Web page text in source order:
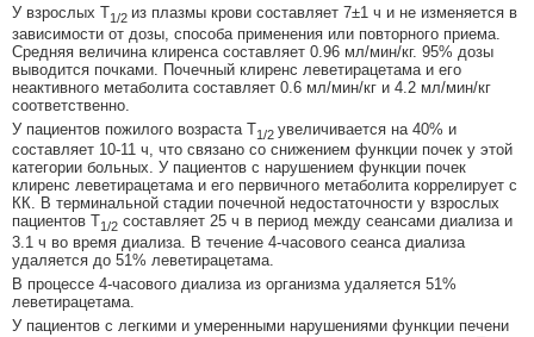
У взрослых T1/2 из плазмы крови составляет 7±1 ч и не изменяется в
зависимости от дозы, способа применения или повторного приема.
Средняя величина клиренса составляет 0.96 мл/мин/кг. 95% дозы
выводится почками. Почечный клиренс леветирацетама и его
неактивного метаболита составляет 0.6 мл/мин/кг и 4.2 мл/мин/кг
соответственно.
У пациентов пожилого возраста T1/2 увеличивается на 40% и
составляет 10-11 ч, что связано со снижением функции почек у этой
категории больных. У пациентов с нарушением функции почек
клиренс леветирацетама и его первичного метаболита коррелирует с
КК. В терминальной стадии почечной недостаточности у взрослых
пациентов Т1/2 составляет 25 ч в период между сеансами диализа и
3.1 ч во время диализа. В течение 4-часового сеанса диализа
удаляется до 51% леветирацетама.
В процессе 4-часового диализа из организма удаляется 51%
леветирацетама.
У пациентов с легкими и умеренными нарушениями функции печени